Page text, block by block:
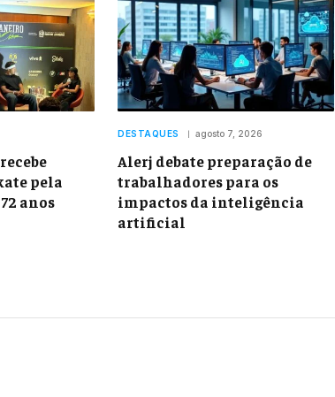
pela
anos
DESTAQUES agosto 7, 2026
Alerj debate preparação de
trabalhadores para os
impactos da inteligência
artificial